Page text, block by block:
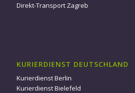
Direkt-Transport Zagreb
KURIERDIENST DEUTSCHLAND
Kurierdienst Berlin
Kurierdienst Bielefeld